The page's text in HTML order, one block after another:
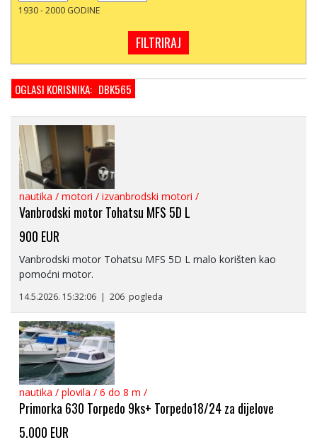
1930 - 2000 GODINE
OGLASI KORISNIKA: DBK565
nautika / motori / izvanbrodski motori /
Vanbrodski motor Tohatsu MFS 5D L
900 EUR
Vanbrodski motor Tohatsu MFS 5D L malo korišten kao
pomoćni motor.
14.5.2026. 15:32:06 | 206 pogleda
nautika / plovila / 6 do 8 m /
Primorka 630 Torpedo 9ks+ Torpedo18/24 za dijelove
5.000 EUR